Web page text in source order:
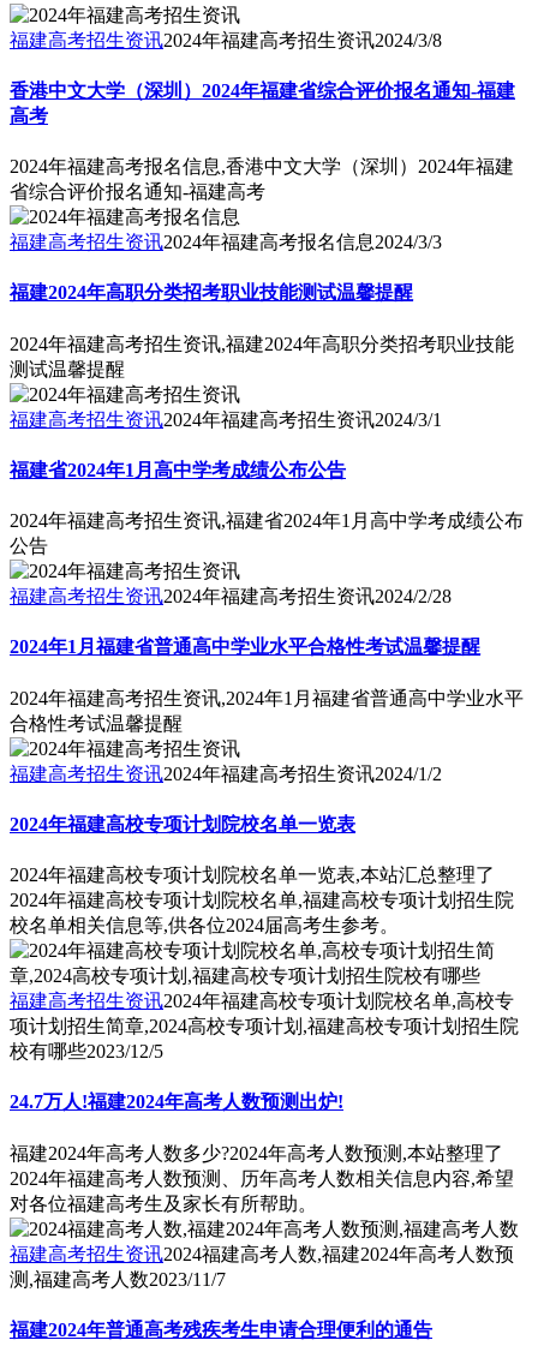
福建高考招生资讯2024年福建高考招生资讯2024/3/8
香港中文大学（深圳）2024年福建省综合评价报名通知-福建
高考
2024年福建高考报名信息,香港中文大学（深圳）2024年福建
省综合评价报名通知-福建高考
福建高考招生资讯2024年福建高考报名信息2024/3/3
福建2024年高职分类招考职业技能测试温馨提醒
2024年福建高考招生资讯,福建2024年高职分类招考职业技能
测试温馨提醒
福建高考招生资讯2024年福建高考招生资讯2024/3/1
福建省2024年1月高中学考成绩公布公告
2024年福建高考招生资讯,福建省2024年1月高中学考成绩公布
公告
福建高考招生资讯2024年福建高考招生资讯2024/2/28
2024年1月福建省普通高中学业水平合格性考试温馨提醒
2024年福建高考招生资讯,2024年1月福建省普通高中学业水平
合格性考试温馨提醒
福建高考招生资讯2024年福建高考招生资讯2024/1/2
2024年福建高校专项计划院校名单一览表
2024年福建高校专项计划院校名单一览表,本站汇总整理了
2024年福建高校专项计划院校名单,福建高校专项计划招生院
校名单相关信息等,供各位2024届高考生参考。
福建高考招生资讯2024年福建高校专项计划院校名单,高校专
项计划招生简章,2024高校专项计划,福建高校专项计划招生院
校有哪些2023/12/5
24.7万人!福建2024年高考人数预测出炉!
福建2024年高考人数多少?2024年高考人数预测,本站整理了
2024年福建高考人数预测、历年高考人数相关信息内容,希望
对各位福建高考生及家长有所帮助。
福建高考招生资讯2024福建高考人数,福建2024年高考人数预
测,福建高考人数2023/11/7
福建2024年普通高考残疾考生申请合理便利的通告